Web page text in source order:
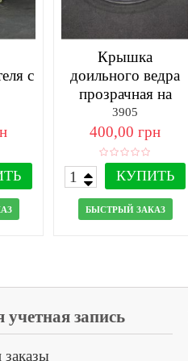
с
Крышка
доильного ведра
прозрачная на
попарную
систему...
3905
400,00 грн
КУПИТЬ
БЫСТРЫЙ ЗАКАЗ
запись